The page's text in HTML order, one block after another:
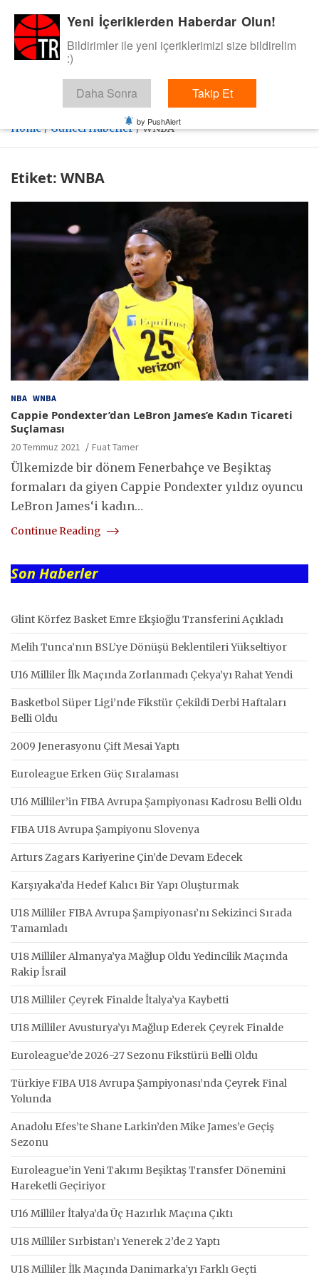
content
BasketTR
Sol dip çizgiden bir basket de bizden gelsin dedik.
Home Güncel Haberler WNBA
Etiket: WNBA
NBA WNBA
Cappie Pondexter’dan LeBron James’e Kadın Ticareti
Suçlaması
20 Temmuz 2021 Fuat Tamer
Ülkemizde bir dönem Fenerbahçe ve Beşiktaş
formaları da giyen Cappie Pondexter yıldız oyuncu
LeBron James‘i kadın…
Continue Reading
Son Haberler
Glint Körfez Basket Emre Ekşioğlu Transferini Açıkladı
Melih Tunca’nın BSL’ye Dönüşü Beklentileri Yükseltiyor
U16 Milliler İlk Maçında Zorlanmadı Çekya’yı Rahat Yendi
Basketbol Süper Ligi’nde Fikstür Çekildi Derbi Haftaları
Belli Oldu
2009 Jenerasyonu Çift Mesai Yaptı
Euroleague Erken Güç Sıralaması
U16 Milliler’in FIBA Avrupa Şampiyonası Kadrosu Belli Oldu
FIBA U18 Avrupa Şampiyonu Slovenya
Arturs Zagars Kariyerine Çin’de Devam Edecek
Karşıyaka’da Hedef Kalıcı Bir Yapı Oluşturmak
U18 Milliler FIBA Avrupa Şampiyonası’nı Sekizinci Sırada
Tamamladı
U18 Milliler Almanya’ya Mağlup Oldu Yedincilik Maçında
Rakip İsrail
U18 Milliler Çeyrek Finalde İtalya’ya Kaybetti
U18 Milliler Avusturya’yı Mağlup Ederek Çeyrek Finalde
Euroleague’de 2026-27 Sezonu Fikstürü Belli Oldu
Türkiye FIBA U18 Avrupa Şampiyonası’nda Çeyrek Final
Yolunda
Anadolu Efes’te Shane Larkin’den Mike James’e Geçiş
Sezonu
Euroleague’in Yeni Takımı Beşiktaş Transfer Dönemini
Hareketli Geçiriyor
U16 Milliler İtalya’da Üç Hazırlık Maçına Çıktı
U18 Milliler Sırbistan’ı Yenerek 2’de 2 Yaptı
U18 Milliler İlk Maçında Danimarka’yı Farklı Geçti
Yeni İçeriklerden Haberdar Olun!
Bildirimler ile yeni içeriklerimizi size bildirelim
:)
Daha Sonra Takip Et
by PushAlert